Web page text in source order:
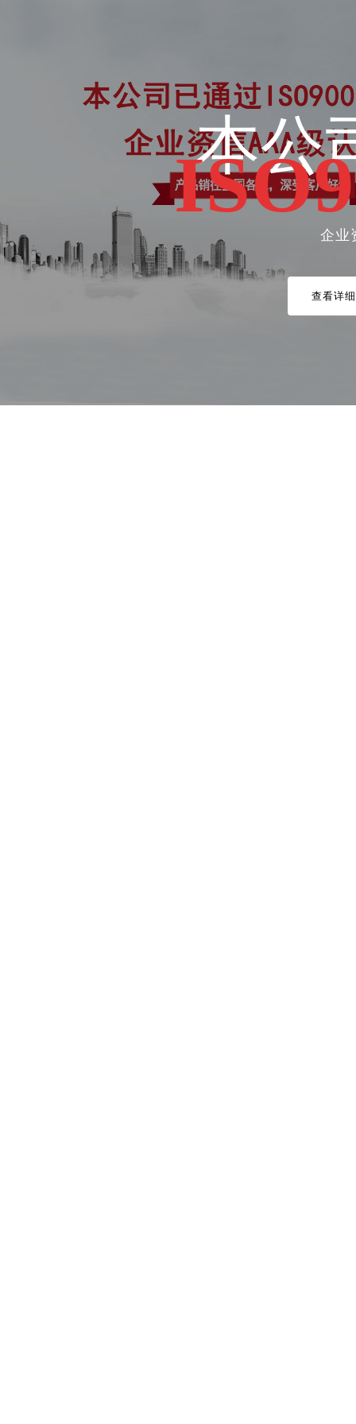
本公
企业
查看详细
20年
无
海纳
客户的满意，是我们
为用户提供满意的
打造客户企业完